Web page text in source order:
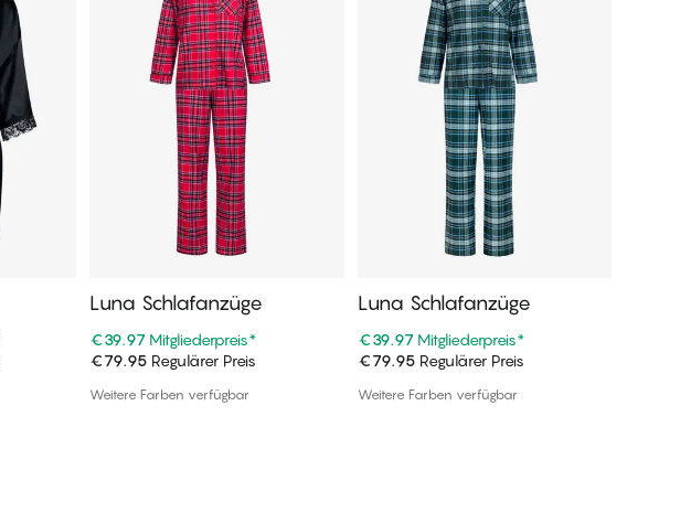
In den Warenkorb
Luna Schlafanzüge
€39.97 Mitgliederpreis*
€79.95 Regulärer Preis
Weitere Farben verfügbar
In den Warenkorb
Luna Schlafanzüge
€39.97 Mitgliederpreis*
€79.95Regulärer Preis
Weitere Farben verfügbar